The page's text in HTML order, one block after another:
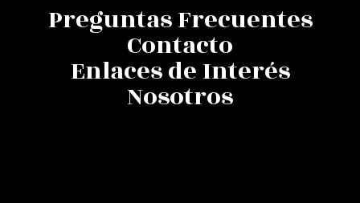
Preguntas Frecuentes
Contacto
Enlaces de Interés
Nosotros